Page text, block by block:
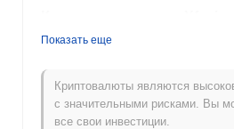
Xfuzion (XFN) был запущен в 2021
вовлеченность пользователей с
блокчейн-решений. Он был
Показать еще
Криптовалюты являются
с значительными рисками. Вы
все свои инвестиции.